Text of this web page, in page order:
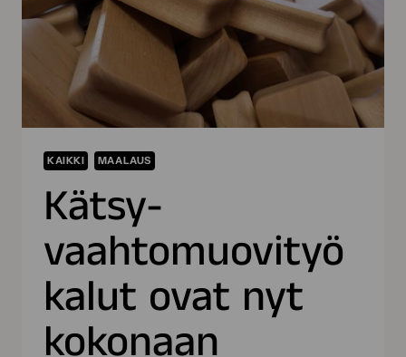
KAIKKI MAALAUS
Kätsy-
vaahtomuovityö
kalut ovat nyt
kokonaan